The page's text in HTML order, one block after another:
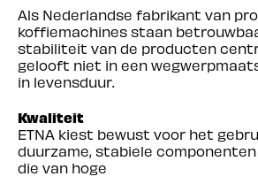
Als Nederlandse fabrikant van
koffiemachines staan
stabiliteit van de producten
gelooft niet in een
in levensduur.
Kwaliteit
ETNA kiest bewust voor het
duurzame, stabiele
die van hoge